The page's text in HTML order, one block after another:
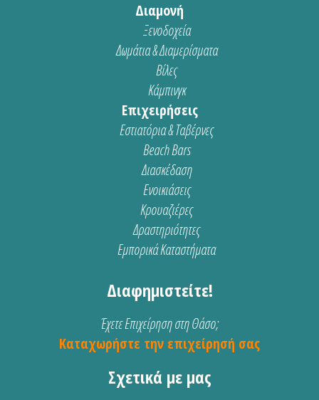
Διαμονή
Ξενοδοχεία
Δωμάτια & Διαμερίσματα
Βίλες
Κάμπινγκ
Επιχειρήσεις
Εστιατόρια & Ταβέρνες
Beach Bars
Διασκέδαση
Ενοικιάσεις
Κρουαζιέρες
Δραστηριότητες
Εμπορικά Καταστήματα
Διαφημιστείτε!
Έχετε Επιχείρηση στη Θάσο;
Καταχωρήστε την επιχείρησή σας
Σχετικά με μας